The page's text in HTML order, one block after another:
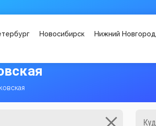
Новосибирск Нижний Новгород